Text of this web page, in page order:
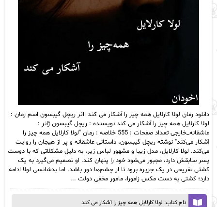
دانلود رمان لولا کارلایل همه چیز را آشکار می کند |اثر ریچل گیبسون اسم رمان :
لولا کارلایل همه چیز را آشکار می کند نویسنده : ریچل گیبسون ژانر :
عاشقانه_خارجی تعداد صفحات : 555 خلاصه : رمان "لولا کارلایل همه چیز را
آشکار می‌کند" نوشته ریچل گیبسون، داستانی عاشقانه و پر از هیجان را روایت
می‌کند. لولا کارلایل، مدل زیبا و مشهور لباس زیر، به دلیل مشکلاتی که با دوست
پسر سابقش دارد، مجبور می‌شود خود را پنهان کند. او تصمیم می‌گیرد به یک
کشتی تفریحی در یک جزیره برود تا از چشم‌ها دور باشد. اما بدشانسی لولا ادامه
دارد؛ کشتی به دست مکس زامورا، مامور مخفی دولت ...
نام کتاب: لولا کارلایل همه چیز را آشکار می کند